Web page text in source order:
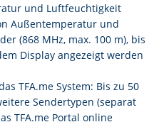
und Luftfeuchtigkeit
Außentemperatur und
(868 MHz, max. 100 m), bis
Display angezeigt werden
TFA.me System: Bis zu 50
Sendertypen (separat
TFA.me Portal online